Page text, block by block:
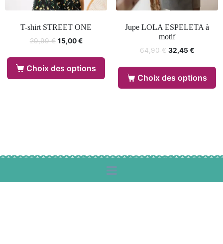
T-shirt STREET ONE
29,99€ 15,00€
Choix des options
Jupe LOLA ESPELETA à
motif
64,90€ 32,45€
Choix des options